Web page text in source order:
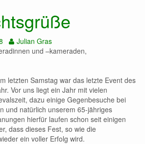
Autor:
Julian Gras
und –kameraden,
letzten Samstag war das letzte Event des
Vor uns liegt ein Jahr mit vielen
dazu einige Gegenbesuche bei
und natürlich unserem 65-jähriges
hierfür laufen schon seit einigen
dass dieses Fest, so wie die
ein voller Erfolg wird.